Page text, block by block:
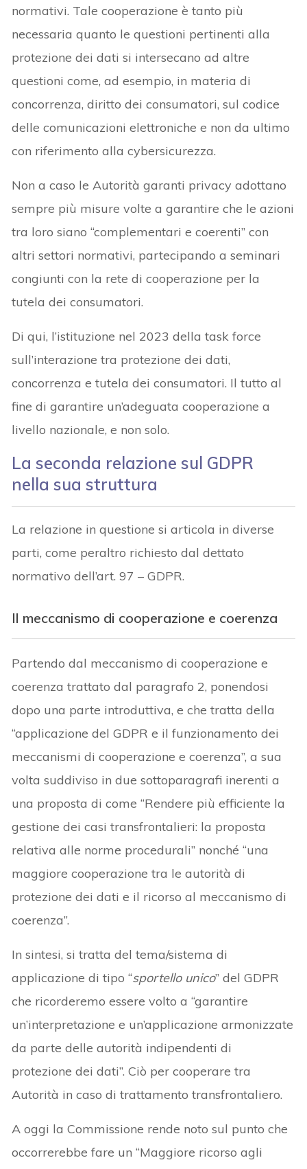
normativi. Tale cooperazione è tanto più
necessaria quanto le questioni pertinenti alla
protezione dei dati si intersecano ad altre
questioni come, ad esempio, in materia di
concorrenza, diritto dei consumatori, sul codice
delle comunicazioni elettroniche e non da ultimo
con riferimento alla cybersicurezza.
Non a caso le Autorità garanti privacy adottano
sempre più misure volte a garantire che le azioni
tra loro siano “complementari e coerenti” con
altri settori normativi, partecipando a seminari
congiunti con la rete di cooperazione per la
tutela dei consumatori.
Di qui, l’istituzione nel 2023 della task force
sull’interazione tra protezione dei dati,
concorrenza e tutela dei consumatori. Il tutto al
fine di garantire un’adeguata cooperazione a
livello nazionale, e non solo.
La seconda relazione sul GDPR
nella sua struttura
La relazione in questione si articola in diverse
parti, come peraltro richiesto dal dettato
normativo dell’art. 97 – GDPR.
Il meccanismo di cooperazione e coerenza
Partendo dal meccanismo di cooperazione e
coerenza trattato dal paragrafo 2, ponendosi
dopo una parte introduttiva, e che tratta della
“applicazione del GDPR e il funzionamento dei
meccanismi di cooperazione e coerenza”, a sua
volta suddiviso in due sottoparagrafi inerenti a
una proposta di come “Rendere più efficiente la
gestione dei casi transfrontalieri: la proposta
relativa alle norme procedurali” nonché “una
maggiore cooperazione tra le autorità di
protezione dei dati e il ricorso al meccanismo di
coerenza”.
In sintesi, si tratta del tema/sistema di
applicazione di tipo “sportello unico” del GDPR
che ricorderemo essere volto a “garantire
un’interpretazione e un’applicazione armonizzate
da parte delle autorità indipendenti di
protezione dei dati”. Ciò per cooperare tra
Autorità in caso di trattamento transfrontaliero.
A oggi la Commissione rende noto sul punto che
occorrerebbe fare un “Maggiore ricorso agli